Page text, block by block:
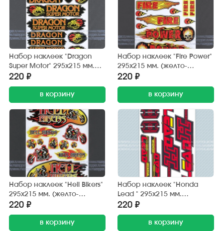
Набор наклеек "Dragon
Super Motor" 295х215 мм.
(черно-красный) 12 шт.
220 ₽
в корзину
Набор наклеек "Fire Power"
295х215 мм. (желто-
красный) 12 шт.
220 ₽
в корзину
Набор наклеек "Hell Bikers"
295х215 мм. (желто-
красный) 12 шт.
220 ₽
в корзину
Набор наклеек "Honda
Lead " 295х215 мм.
(красно-черный) (6 шт.)
220 ₽
в корзину